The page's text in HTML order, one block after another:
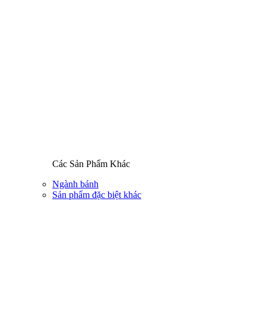
Các Sản Phẩm Khác
Ngành bánh
Sản phẩm đặc biệt khác